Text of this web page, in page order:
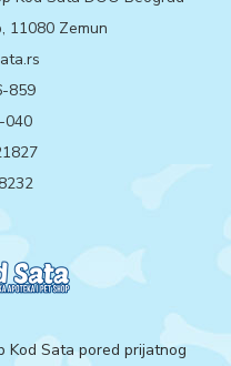
11080 Zemun
859
040
Kod Sata pored prijatnog